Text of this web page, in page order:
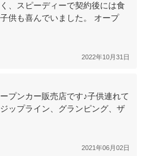
、スピーディーで契約後には食
供も喜んでいました。 オープ
2022年10月31日
プンカー販売店です♪子供連れて
ップライン、グランピング、ザ
2021年06月02日